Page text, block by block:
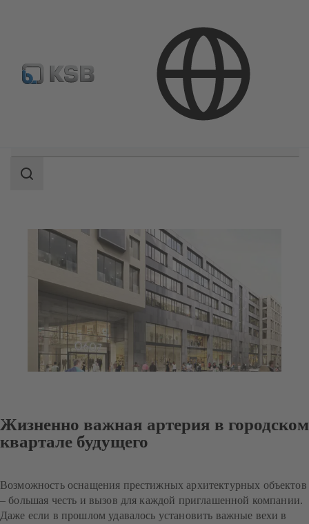
Где купить?
Область
Жизненно важная артерия в городском
квартале будущего
Возможность оснащения престижных архитектурных объектов
– большая честь и вызов для каждой приглашенной компании.
Даже если в прошлом удавалось установить важные вехи в